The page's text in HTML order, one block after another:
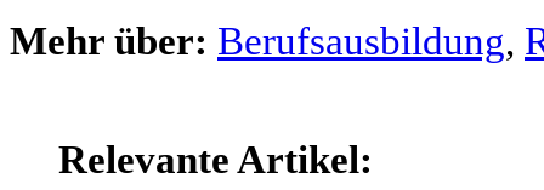
Mehr über: Berufsausbildung,
Relevante Artikel: